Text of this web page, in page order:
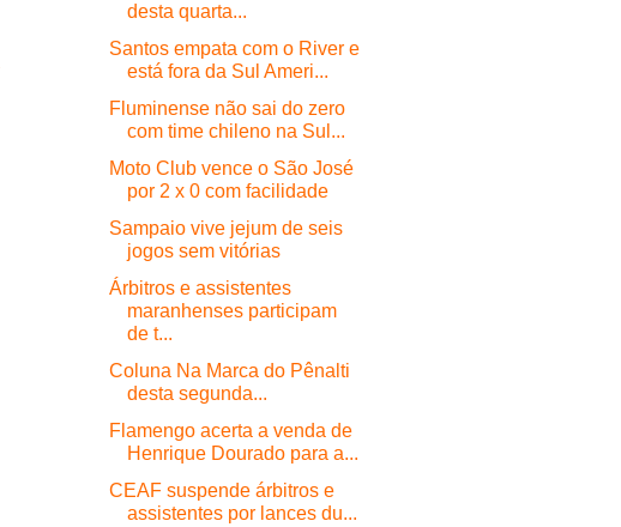
desta quarta...
Santos empata com o River e
está fora da Sul Ameri...
Fluminense não sai do zero
com time chileno na Sul...
Moto Club vence o São José
por 2 x 0 com facilidade
Sampaio vive jejum de seis
jogos sem vitórias
Árbitros e assistentes
maranhenses participam
de t...
Coluna Na Marca do Pênalti
desta segunda...
Flamengo acerta a venda de
Henrique Dourado para a...
CEAF suspende árbitros e
assistentes por lances du...